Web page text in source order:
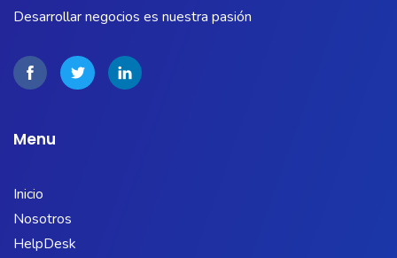
Desarrollar negocios es nuestra pasión
Menu
Inicio
Nosotros
HelpDesk